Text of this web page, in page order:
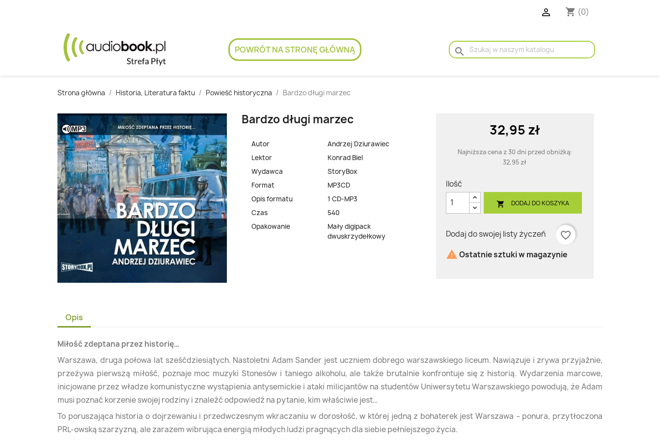
 shopping_cart (0)
POWRÓT NA STRONĘ GŁÓWNĄ search
Strona główna Historia, Literatura faktu Powieść historyczna Bardzo długi marzec
Bardzo długi marzec
Autor
Andrzej Dziurawiec
Lektor
Konrad Biel
Wydawca
StoryBox
Format
MP3CD
Opis formatu
1 CD-MP3
Czas
540
Opakowanie
Mały digipack
dwuskrzydełkowy
32,95 zł
Najniższa cena z 30 dni przed obniżką:
32,95 zł
Ilość
 DODAJ DO KOSZYKA
Dodaj do swojej listy życzeń
favorite_border
 Ostatnie sztuki w magazynie
Opis
Miłość zdeptana przez historię…
Warszawa, druga połowa lat sześćdziesiątych. Nastoletni Adam Sander jest uczniem dobrego warszawskiego liceum. Nawiązuje i zrywa przyjaźnie,
przeżywa pierwszą miłość, poznaje moc muzyki Stonesów i taniego alkoholu, ale także brutalnie konfrontuje się z historią. Wydarzenia marcowe,
inicjowane przez władze komunistyczne wystąpienia antysemickie i ataki milicjantów na studentów Uniwersytetu Warszawskiego powodują, że Adam
musi poznać korzenie swojej rodziny i znaleźć odpowiedź na pytanie, kim właściwie jest…
To poruszająca historia o dojrzewaniu i przedwczesnym wkraczaniu w dorosłość, w której jedną z bohaterek jest Warszawa – ponura, przytłoczona
PRL-owską szarzyzną, ale zarazem wibrująca energią młodych ludzi pragnących dla siebie pełniejszego życia.